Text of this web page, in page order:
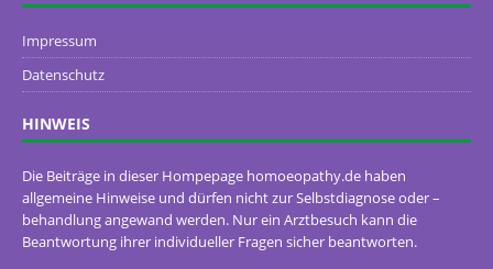
Impressum
Datenschutz
HINWEIS
Die Beiträge in dieser Hompepage homoeopathy.de haben
allgemeine Hinweise und dürfen nicht zur Selbstdiagnose oder –
behandlung angewand werden. Nur ein Arztbesuch kann die
Beantwortung ihrer individueller Fragen sicher beantworten.